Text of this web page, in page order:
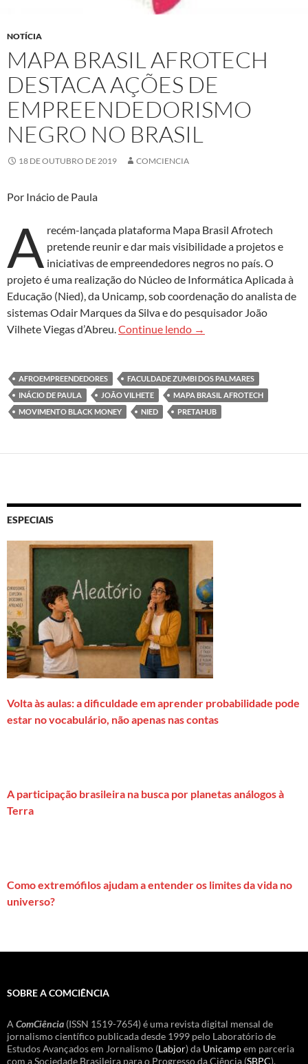
NOTÍCIA
MAPA BRASIL AFROTECH
DESTACA AÇÕES DE
EMPREENDEDORISMO
NEGRO NO BRASIL
18 DE OUTUBRO DE 2019 COMCIENCIA
Por Inácio de Paula
A recém-lançada plataforma Mapa Brasil Afrotech
pretende reunir e dar mais visibilidade a projetos e
iniciativas de empreendedores negros no país. O
projeto é uma realização do Núcleo de Informática Aplicada à
Educação (Nied), da Unicamp, sob coordenação do analista de
sistemas Odair Marques da Silva e do pesquisador João
Vilhete Viegas d’Abreu.Continue lendo Mapa Brasil Afrotech
→
AFROEMPREENDEDORES
FACULDADE ZUMBI DOS PALMARES
INÁCIO DE PAULA
JOÃO VILHETE
MAPA BRASIL AFROTECH
MOVIMENTO BLACK MONEY
NIED PRETAHUB
ESPECIAIS
Volta às aulas: a dificuldade em aprender probabilidade pode
estar no vocabulário, não apenas nas contas
A participação brasileira na busca por planetas análogos à
Terra
Como extremófilos ajudam a entender os limites da vida no
universo?
SOBRE A COMCIÊNCIA
A ComCiência (ISSN 1519-7654) é uma revista digital mensal de
jornalismo científico publicada desde 1999 pelo Laboratório de
Estudos Avançados em Jornalismo (Labjor) da Unicampem parceria
com a Sociedade Brasileira para o Progresso da Ciência (SBPC).